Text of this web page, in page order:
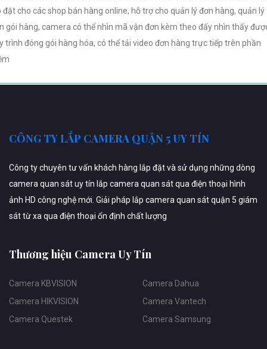
đặt cho các shop bán hàng online, hỗ trợ cho quản lý đơn hàng, quản lý
gói hàng, camera có thể nhìn mã vận đơn kèm theo đấy nhìn thấy
trình đóng gói hàng hóa, có thể tải video đơn hàng trực tiếp trên phần
CÔNG TY LẮP CAMERA QUẬN 5 UY TÍN
Công ty chuyên tư vấn khách hàng lắp đặt và sử dụng những dòng
camera quan sát uy tín lắp camera quan sát qua điện thoại hình
ảnh HD công nghệ mới. Giải pháp lắp camera quan sát quận 5 giám
sát từ xa qua điện thoại ổn định chất lượng
Thương hiệu Camera Uy Tín
Camera KBVISION
Camera HIKVISION
Camera Questek
Camera Dahua
Camera Vantech
Camera Samsung